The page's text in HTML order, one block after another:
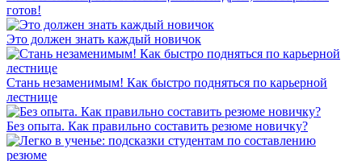
готов!
Это должен знать каждый новичок
Стань незаменимым! Как быстро подняться по карьерной
лестнице
Без опыта. Как правильно составить резюме новичку?